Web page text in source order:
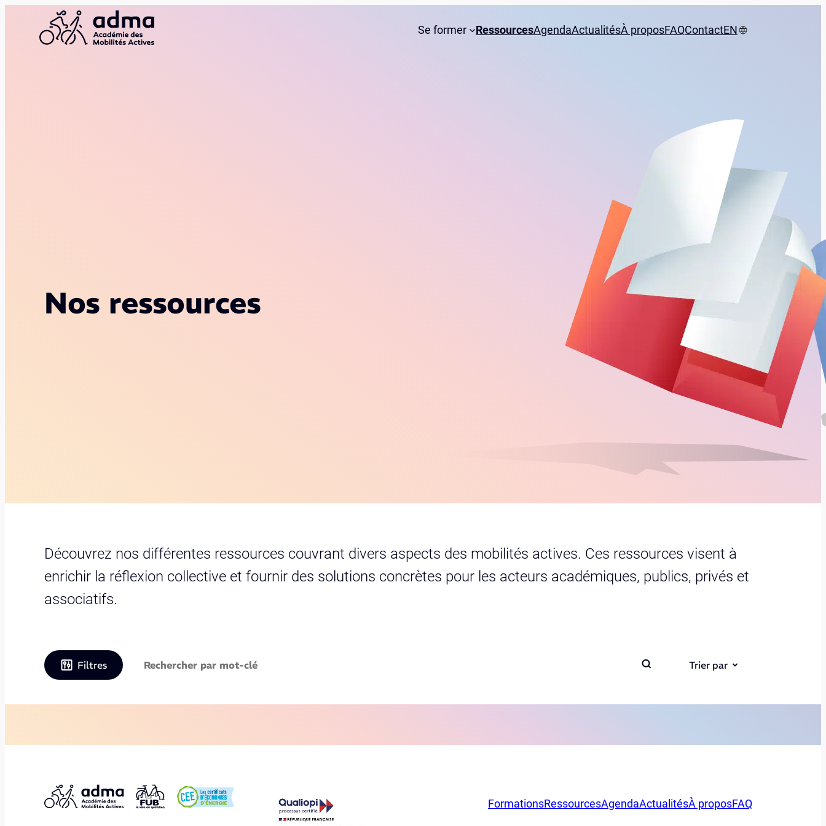
Se former RessourcesAgendaActualitésÀ proposFAQContactEN
Nos ressources
Découvrez nos différentes ressources couvrant divers aspects des mobilités actives. Ces ressources visent à
enrichir la réflexion collective et fournir des solutions concrètes pour les acteurs académiques, publics, privés et
associatifs.
Filtres Trier par
FormationsRessourcesAgendaActualitésÀ proposFAQ